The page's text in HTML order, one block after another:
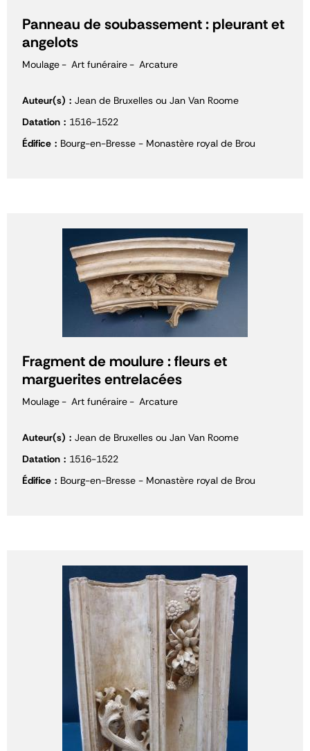
Panneau de soubassement : pleurant et
angelots
Moulage Art funéraire Arcature
Auteur(s)
Jean de Bruxelles ou Jan Van Roome
Datation
1516-1522
Édifice
Bourg-en-Bresse - Monastère royal de Brou
Fragment de moulure : fleurs et
marguerites entrelacées
Moulage Art funéraire Arcature
Auteur(s)
Jean de Bruxelles ou Jan Van Roome
Datation
1516-1522
Édifice
Bourg-en-Bresse - Monastère royal de Brou